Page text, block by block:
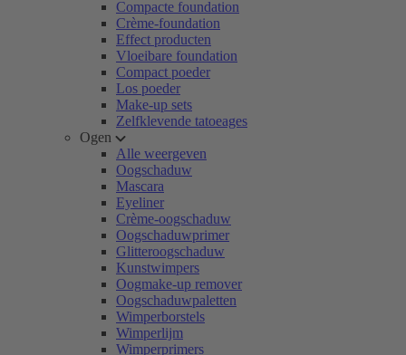
Compacte foundation
Crème-foundation
Effect producten
Vloeibare foundation
Compact poeder
Los poeder
Make-up sets
Zelfklevende tatoeages
Ogen
Alle weergeven
Oogschaduw
Mascara
Eyeliner
Crème-oogschaduw
Oogschaduwprimer
Glitteroogschaduw
Kunstwimpers
Oogmake-up remover
Oogschaduwpaletten
Wimperborstels
Wimperlijm
Wimperprimers